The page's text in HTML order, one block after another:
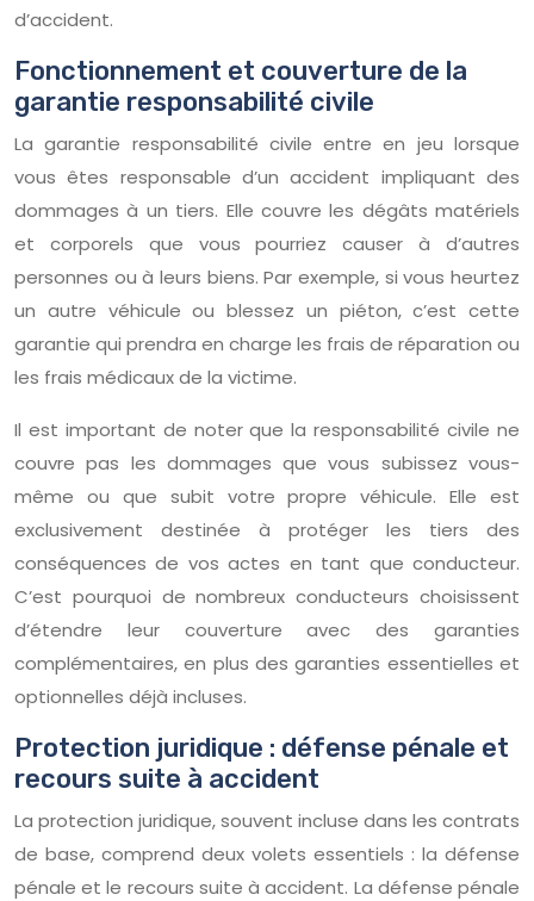
d’accident.
Fonctionnement et couverture de la
garantie responsabilité civile
La garantie responsabilité civile entre en jeu lorsque
vous êtes responsable d’un accident impliquant des
dommages à un tiers. Elle couvre les dégâts matériels
et corporels que vous pourriez causer à d’autres
personnes ou à leurs biens. Par exemple, si vous heurtez
un autre véhicule ou blessez un piéton, c’est cette
garantie qui prendra en charge les frais de réparation ou
les frais médicaux de la victime.
Il est important de noter que la responsabilité civile ne
couvre pas les dommages que vous subissez vous-
même ou que subit votre propre véhicule. Elle est
exclusivement destinée à protéger les tiers des
conséquences de vos actes en tant que conducteur.
C’est pourquoi de nombreux conducteurs choisissent
d’étendre leur couverture avec des garanties
complémentaires, en plus des garanties essentielles et
optionnelles déjà incluses.
Protection juridique : défense pénale et
recours suite à accident
La protection juridique, souvent incluse dans les contrats
de base, comprend deux volets essentiels : la défense
pénale et le recours suite à accident. La défense pénale